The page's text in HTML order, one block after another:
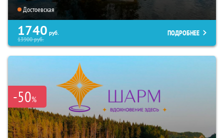
Достоевская
1740 руб.
13900руб.
ПОДРОБНЕЕ
-50%